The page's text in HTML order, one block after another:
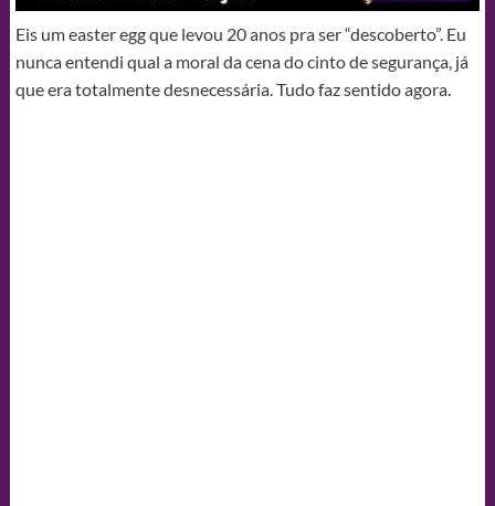
Eis um easter egg que levou 20 anos pra ser “descoberto”. Eu
nunca entendi qual a moral da cena do cinto de segurança, já
que era totalmente desnecessária. Tudo faz sentido agora.